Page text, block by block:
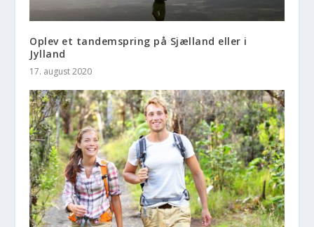
Oplev et tandemspring på Sjælland eller i
Jylland
17. august 2020